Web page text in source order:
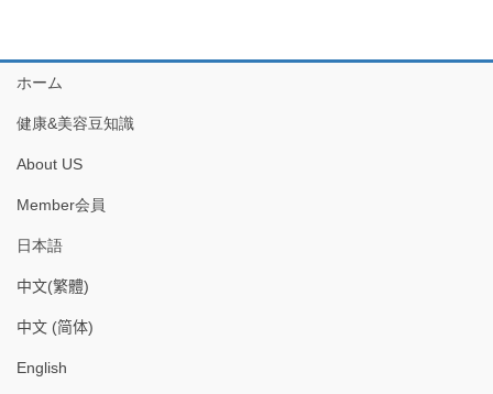
ホーム
健康&美容豆知識
About US
Member会員
日本語
中文(繁體)
中文 (简体)
English